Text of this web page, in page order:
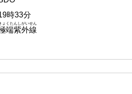
時33分
端紫外線
ょくたんしがいせん